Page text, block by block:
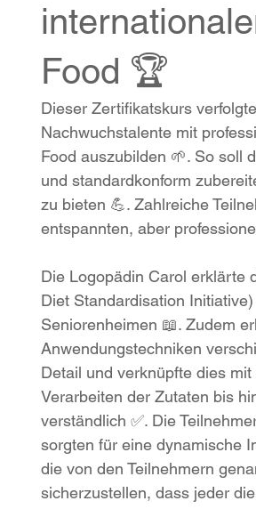
Food 🏆
Dieser Zertifikatskurs
Nachwuchstalente mit
Food auszubilden 🌱. So soll
und standardkonform
zu bieten 💪. Zahlreiche
entspannten, aber
Die Logopädin Carol erklärte
Diet Standardisation
Seniorenheimen 📖. Zudem
Anwendungstechniken
Detail und verknüpfte dies
Verarbeiten der Zutaten bis
verständlich ✅. Die
sorgten für eine dynamische
die von den Teilnehmern
sicherzustellen, dass jeder